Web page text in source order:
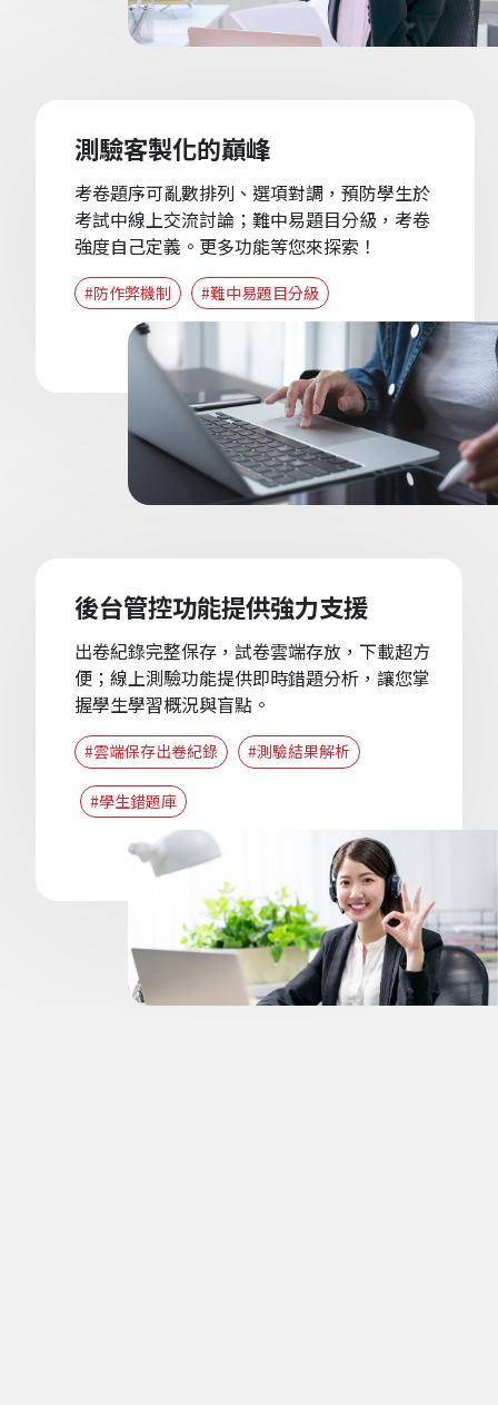
測驗客製化的巔峰
考卷題序可亂數排列、選項對調，預防學生於
考試中線上交流討論；難中易題目分級，考卷
強度自己定義。更多功能等您來探索！
#防作弊機制 #難中易題目分級
後台管控功能提供強力支援
出卷紀錄完整保存，試卷雲端存放，下載超方
便；線上測驗功能提供即時錯題分析，讓您掌
握學生學習概況與盲點。
#雲端保存出卷紀錄 #測驗結果解析
#學生錯題庫